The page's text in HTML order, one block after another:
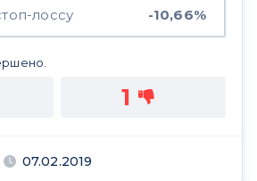
лоссу -10,66%
1
07.02.2019